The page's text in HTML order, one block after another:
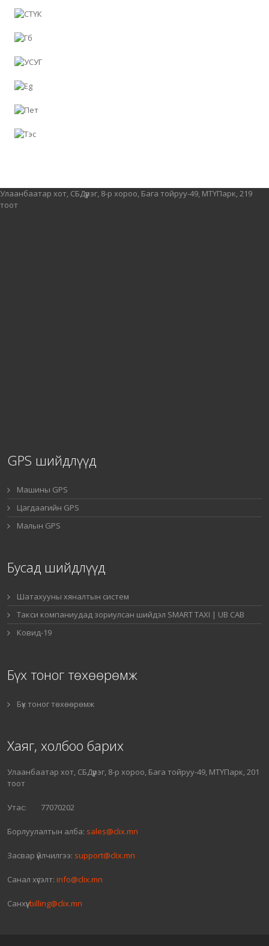
Улаанбаатар хот, СБДүүрэг, 8-р хороо, Бага тойруу-49, МТҮПарк, 219
тоот
GPS шийдлүүд
Машины GPS
Цагдаагийн GPS
Малын GPS
Бусад шийдлүүд
Шатахууны хяналтын систем
Такси компаниудад зориулсан шийдэл SMART TAXI | UB CAB
Ковид-19
Бүх тоног төхөөрөмж
Бүх тоног төхөөрөмж
Хаяг, холбоо барих
Улаанбаатар хот, СБДүүрэг, 8-р хороо, Бага тойруу-49, МТҮПарк, 201
тоот
Утас: 77070202
Борлуулалтын алба: sales@clix.mn
Засвар үйлчилгээ: support@clix.mn
Санал хүсэлт:info@clix.mn
Санхүү:billing@clix.mn